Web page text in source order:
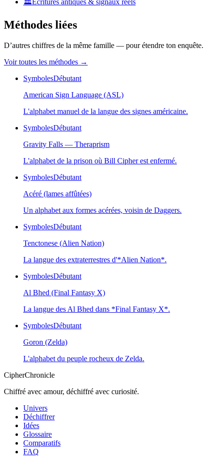
Méthodes liées
D’autres chiffres de la même famille — pour étendre ton enquête.
Voir toutes les méthodes →
SymbolesDébutant
American Sign Language (ASL)
L'alphabet manuel de la langue des signes américaine.
SymbolesDébutant
Gravity Falls — Theraprism
L'alphabet de la prison où Bill Cipher est enfermé.
SymbolesDébutant
Acéré (lames affûtées)
Un alphabet aux formes acérées, voisin de Daggers.
SymbolesDébutant
Tenctonese (Alien Nation)
La langue des extraterrestres d'*Alien Nation*.
SymbolesDébutant
Al Bhed (Final Fantasy X)
La langue des Al Bhed dans *Final Fantasy X*.
SymbolesDébutant
Goron (Zelda)
L'alphabet du peuple rocheux de Zelda.
CipherChronicle
Chiffré avec amour, déchiffré avec curiosité.
Univers
Déchiffrer
Idées
Glossaire
Comparatifs
FAQ